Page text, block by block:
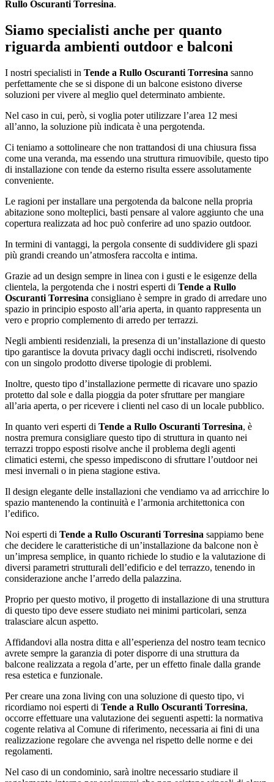
Rullo Oscuranti Torresina.
Siamo specialisti anche per quanto
riguarda ambienti outdoor e balconi
I nostri specialisti in Tende a Rullo Oscuranti Torresina sanno
perfettamente che se si dispone di un balcone esistono diverse
soluzioni per vivere al meglio quel determinato ambiente.
Nel caso in cui, però, si voglia poter utilizzare l’area 12 mesi
all’anno, la soluzione più indicata è una pergotenda.
Ci teniamo a sottolineare che non trattandosi di una chiusura fissa
come una veranda, ma essendo una struttura rimuovibile, questo tipo
di installazione con tende da esterno risulta essere assolutamente
conveniente.
Le ragioni per installare una pergotenda da balcone nella propria
abitazione sono molteplici, basti pensare al valore aggiunto che una
copertura realizzata ad hoc può conferire ad uno spazio outdoor.
In termini di vantaggi, la pergola consente di suddividere gli spazi
più grandi creando un’atmosfera raccolta e intima.
Grazie ad un design sempre in linea con i gusti e le esigenze della
clientela, la pergotenda che i nostri esperti di Tende a Rullo
Oscuranti Torresina consigliano è sempre in grado di arredare uno
spazio in principio esposto all’aria aperta, in quanto rappresenta un
vero e proprio complemento di arredo per terrazzi.
Negli ambienti residenziali, la presenza di un’installazione di questo
tipo garantisce la dovuta privacy dagli occhi indiscreti, risolvendo
con un singolo prodotto diverse tipologie di problemi.
Inoltre, questo tipo d’installazione permette di ricavare uno spazio
protetto dal sole e dalla pioggia da poter sfruttare per mangiare
all’aria aperta, o per ricevere i clienti nel caso di un locale pubblico.
In quanto veri esperti di Tende a Rullo Oscuranti Torresina, è
nostra premura consigliare questo tipo di struttura in quanto nei
terrazzi troppo esposti risolve anche il problema degli agenti
climatici esterni, che spesso impediscono di sfruttare l’outdoor nei
mesi invernali o in piena stagione estiva.
Il design elegante delle installazioni che vendiamo va ad arricchire lo
spazio mantenendo la continuità e l’armonia architettonica con
l’edifico.
Noi esperti di Tende a Rullo Oscuranti Torresina sappiamo bene
che decidere le caratteristiche di un’installazione da balcone non è
un’impresa semplice, in quanto richiede lo studio e la valutazione di
diversi parametri strutturali dell’edificio e del terrazzo, tenendo in
considerazione anche l’arredo della palazzina.
Proprio per questo motivo, il progetto di installazione di una struttura
di questo tipo deve essere studiato nei minimi particolari, senza
tralasciare alcun aspetto.
Affidandovi alla nostra ditta e all’esperienza del nostro team tecnico
avrete sempre la garanzia di poter disporre di una struttura da
balcone realizzata a regola d’arte, per un effetto finale dalla grande
resa estetica e funzionale.
Per creare una zona living con una soluzione di questo tipo, vi
ricordiamo noi esperti di Tende a Rullo Oscuranti Torresina,
occorre effettuare una valutazione dei seguenti aspetti: la normativa
cogente relativa al Comune di riferimento, necessaria ai fini di una
realizzazione regolare che avvenga nel rispetto delle norme e dei
regolamenti.
Nel caso di un condominio, sarà inoltre necessario studiare il